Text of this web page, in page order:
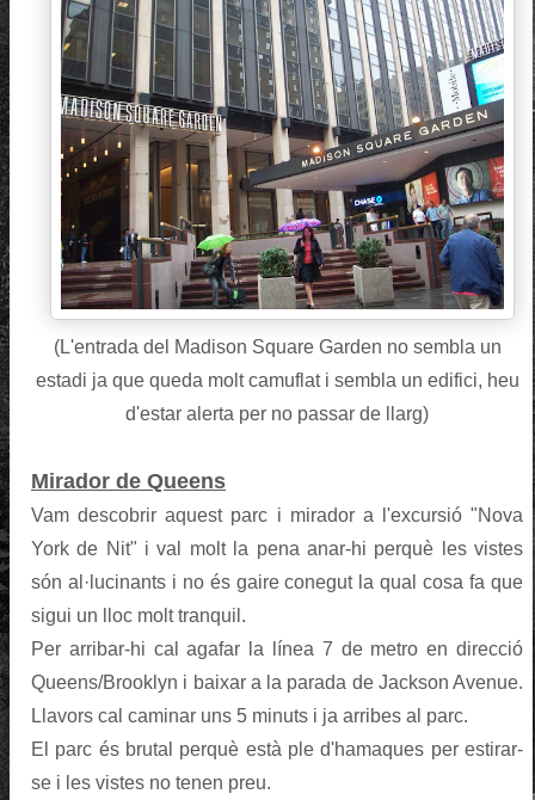
(L'entrada del Madison Square Garden no sembla un
estadi ja que queda molt camuflat i sembla un edifici, heu
d'estar alerta per no passar de llarg)
Mirador de Queens
Vam descobrir aquest parc i mirador a l'excursió "Nova
York de Nit" i val molt la pena anar-hi perquè les vistes
són al·lucinants i no és gaire conegut la qual cosa fa que
sigui un lloc molt tranquil.
Per arribar-hi cal agafar la línea 7 de metro en direcció
Queens/Brooklyn i baixar a la parada de Jackson Avenue.
Llavors cal caminar uns 5 minuts i ja arribes al parc.
El parc és brutal perquè està ple d'hamaques per estirar-
se i les vistes no tenen preu.